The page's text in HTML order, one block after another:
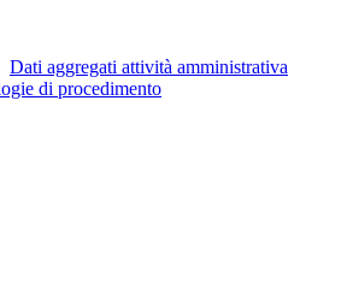
Dati aggregati attività amministrativa
di procedimento